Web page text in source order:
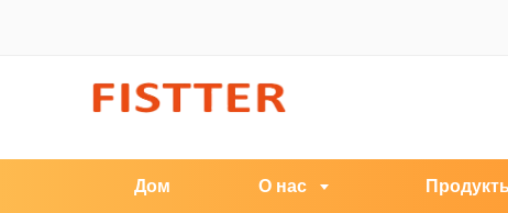
Дом О нас